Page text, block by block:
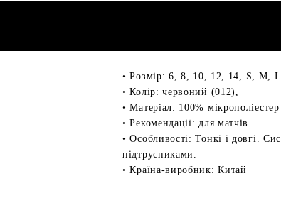
• Розмір: 6, 8, 10, 12, 14, S, M,
• Колір: червоний (012),
• Матеріал: 100% мікрополіестер
• Рекомендації: для матчів
• Особливості: Тонкі і довгі.
підтрусниками.
• Країна-виробник: Китай